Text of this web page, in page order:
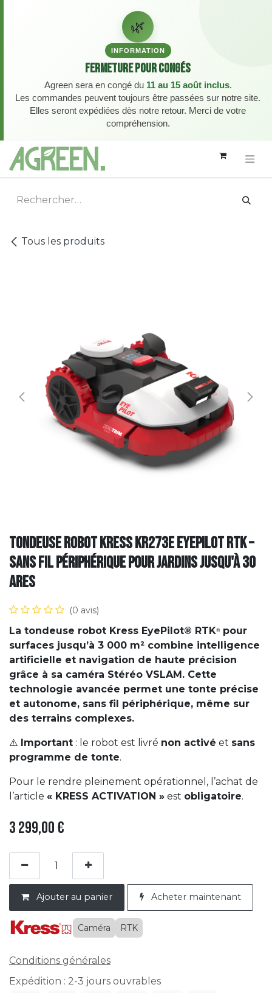
🌿
INFORMATION
Fermeture pour congés
Agreen sera en congé du 11 au 15 août inclus.
Les commandes peuvent toujours être passées sur notre site.
Elles seront expédiées dès notre retour. Merci de votre
compréhension.
Se rendre au contenu
Tous les produits
Tondeuse robot KRESS KR273E EyePilot RTK –
sans fil périphérique pour jardins jusqu'à 30
ares
(0 avis)
La tondeuse robot Kress EyePilot® RTKⁿ pour
surfaces jusqu’à 3 000 m² combine intelligence
artificielle et navigation de haute précision
grâce à sa caméra Stéréo VSLAM. Cette
technologie avancée permet une tonte précise
et autonome, sans fil périphérique, même sur
des terrains complexes.
⚠️ Important : le robot est livré non activé et sans
programme de tonte.
Pour le rendre pleinement opérationnel, l’achat de
l’article « KRESS ACTIVATION » est obligatoire.
3 299,00€
Ajouter au panier Acheter maintenant
Caméra RTK
Conditions générales
Expédition : 2-3 jours ouvrables